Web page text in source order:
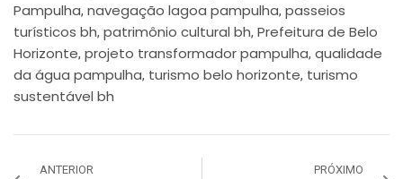
Pampulha, navegação lagoa pampulha, passeios
turísticos bh, patrimônio cultural bh, Prefeitura de Belo
Horizonte, projeto transformador pampulha, qualidade
da água pampulha, turismo belo horizonte, turismo
sustentável bh
ANTERIOR PRÓXIMO